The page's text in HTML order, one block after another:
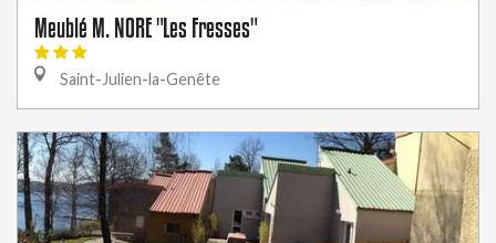
Meublé M. NORE "Les Fresses"
Saint-Julien-la-Genête